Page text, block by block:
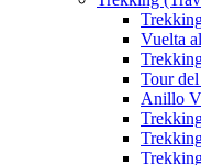
Vuelta
Tour
Anillo